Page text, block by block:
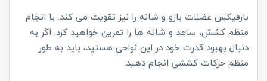
بارفیکس عضلات بازو و شانه را نیز تقویت می کند. با انجام
منظم کشش، ساعد و شانه ها را تمرین خواهید کرد. اگر به
دنبال بهبود قدرت خود در این نواحی هستید، باید به طور
منظم حرکات کششی انجام دهید.